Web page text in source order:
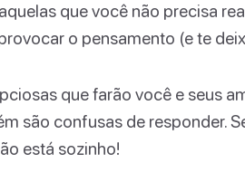
que você não precisa
o pensamento (e te
que farão você e seus
são confusas de responder.
está sozinho!